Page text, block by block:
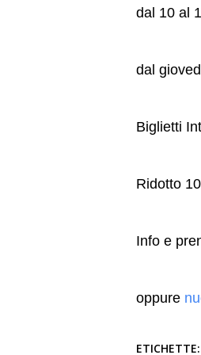
dal 10 al
dal
Biglietti
Ridotto
Info e
oppure
ETICHETTE: